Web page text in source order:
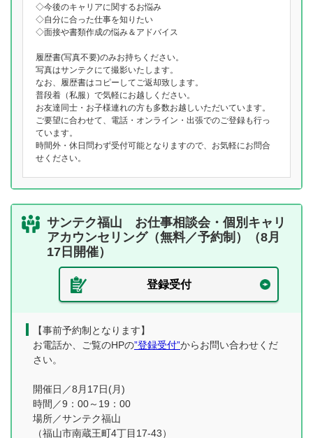
◇今後のキャリアに関するお悩み
◇自分に合った仕事を知りたい
◇面接や書類作成の悩み＆アドバイス
履歴書(写真不要)のみお持ちください。
写真はサンテクにて撮影いたします。
なお、履歴書はコピーしてご返却致します。
普段着（私服）で気軽にお越しください。
お友達同士・お子様連れの方も多数お越しいただいています。
ご要望に合わせて、電話・オンライン・出張でのご登録も行っ
ています。
時間外・休日問わず受付可能となりますので、お気軽にお問合
せください。
サンテク福山 お仕事相談会・個別キャリ
アカウンセリング（無料／予約制）（8月
17日開催）
登録受付
【事前予約制となります】
お電話か、ご覧のHPの”登録受付”からお問い合わせくだ
さい。
開催日／8月17日(月)
時間／9：00～19：00
場所／サンテク福山
（福山市南蔵王町4丁目17-43）